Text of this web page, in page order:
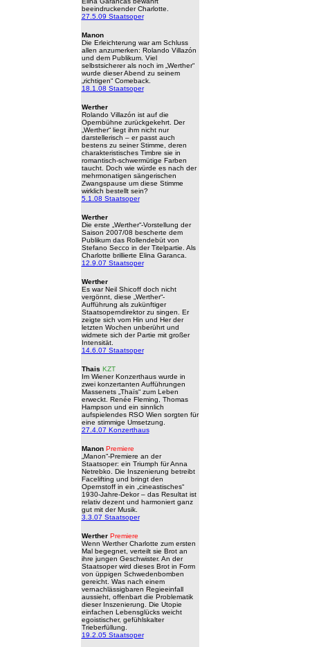
beeindruckender Charlotte.
27.5.09 Staatsoper
Manon
Die Erleichterung war am Schluss
allen anzumerken: Rolando Villazón
und dem Publikum. Viel
selbstsicherer als noch im „Werther“
wurde dieser Abend zu seinem
„richtigen“ Comeback.
18.1.08 Staatsoper
Werther
Rolando Villazón ist auf die
Opernbühne zurückgekehrt. Der
„Werther“ liegt ihm nicht nur
darstellerisch – er passt auch
bestens zu seiner Stimme, deren
charakteristisches Timbre sie in
romantisch-schwermütige Farben
taucht. Doch wie würde es nach der
mehrmonatigen sängerischen
Zwangspause um diese Stimme
wirklich bestellt sein?
5.1.08 Staatsoper
Werther
Die erste „Werther“-Vorstellung der
Saison 2007/08 bescherte dem
Publikum das Rollendebüt von
Stefano Secco in der Titelpartie. Als
Charlotte brillierte Elina Garanca.
12.9.07 Staatsoper
Werther
Es war Neil Shicoff doch nicht
vergönnt, diese „Werther“-
Aufführung als zukünftiger
Staatsoperndirektor zu singen. Er
zeigte sich vom Hin und Her der
letzten Wochen unberührt und
widmete sich der Partie mit großer
Intensität.
14.6.07 Staatsoper
Thais KZT
Im Wiener Konzerthaus wurde in
zwei konzertanten Aufführungen
Massenets „Thaïs“ zum Leben
erweckt. Renée Fleming, Thomas
Hampson und ein sinnlich
aufspielendes RSO Wien sorgten für
eine stimmige Umsetzung.
27.4.07 Konzerthaus
ManonPremiere
„Manon“-Premiere an der
Staatsoper: ein Triumph für Anna
Netrebko. Die Inszenierung betreibt
Facelifting und bringt den
Opernstoff in ein „cineastisches“
1930-Jahre-Dekor – das Resultat ist
relativ dezent und harmoniert ganz
gut mit der Musik.
3.3.07 Staatsoper
WertherPremiere
Wenn Werther Charlotte zum ersten
Mal begegnet, verteilt sie Brot an
ihre jungen Geschwister. An der
Staatsoper wird dieses Brot in Form
von üppigen Schwedenbomben
gereicht. Was nach einem
vernachlässigbaren Regieeinfall
aussieht, offenbart die Problematik
dieser Inszenierung. Die Utopie
einfachen Lebensglücks weicht
egoistischer, gefühlskalter
Trieberfüllung.
19.2.05 Staatsoper